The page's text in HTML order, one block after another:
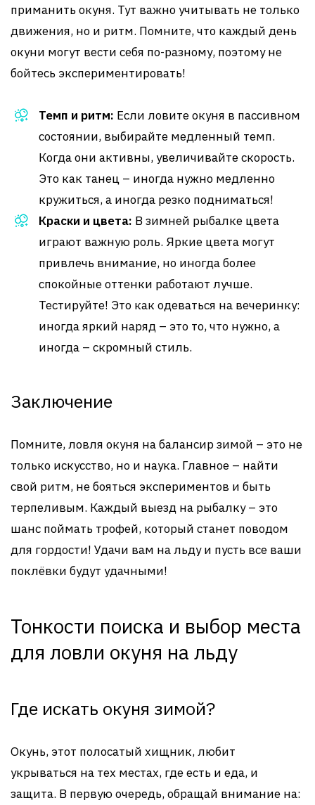
приманить окуня. Тут важно учитывать не только
движения, но и ритм. Помните, что каждый день
окуни могут вести себя по-разному, поэтому не
бойтесь экспериментировать!
Темп и ритм: Если ловите окуня в пассивном
состоянии, выбирайте медленный темп.
Когда они активны, увеличивайте скорость.
Это как танец – иногда нужно медленно
кружиться, а иногда резко подниматься!
Краски и цвета: В зимней рыбалке цвета
играют важную роль. Яркие цвета могут
привлечь внимание, но иногда более
спокойные оттенки работают лучше.
Тестируйте! Это как одеваться на вечеринку:
иногда яркий наряд – это то, что нужно, а
иногда – скромный стиль.
Заключение
Помните, ловля окуня на балансир зимой – это не
только искусство, но и наука. Главное – найти
свой ритм, не бояться экспериментов и быть
терпеливым. Каждый выезд на рыбалку – это
шанс поймать трофей, который станет поводом
для гордости! Удачи вам на льду и пусть все ваши
поклёвки будут удачными!
Тонкости поиска и выбор места
для ловли окуня на льду
Где искать окуня зимой?
Окунь, этот полосатый хищник, любит
укрываться на тех местах, где есть и еда, и
защита. В первую очередь, обращай внимание на: